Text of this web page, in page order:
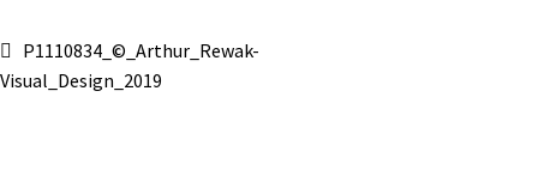
Beitragsnavigation
Vorheriger
Beitrag:
P1110834_©_Arthur_Rewak-
Visual_Design_2019